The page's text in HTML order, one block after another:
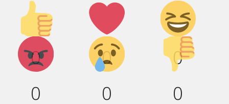
Палец
вверх!
0
Лайк!
0
Дикий
смех!
0
Агрессия!
0
Грусть :
(
0
Палец
вниз!
0